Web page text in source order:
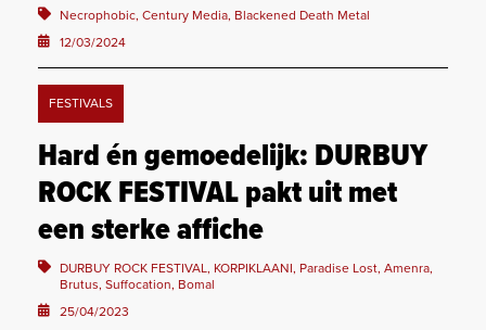
Necrophobic, Century Media, Blackened Death Metal
12/03/2024
FESTIVALS
Hard én gemoedelijk: DURBUY
ROCK FESTIVAL pakt uit met
een sterke affiche
DURBUY ROCK FESTIVAL, KORPIKLAANI, Paradise Lost, Amenra,
Brutus, Suffocation, Bomal
25/04/2023